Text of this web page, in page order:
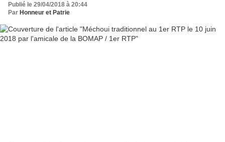
Publié le 29/04/2018 à 20:44
Par Honneur et Patrie